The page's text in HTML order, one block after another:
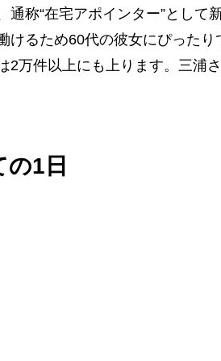
称“在宅アポインター”として
るため60代の彼女にぴった
万件以上にも上ります​。三浦
1日